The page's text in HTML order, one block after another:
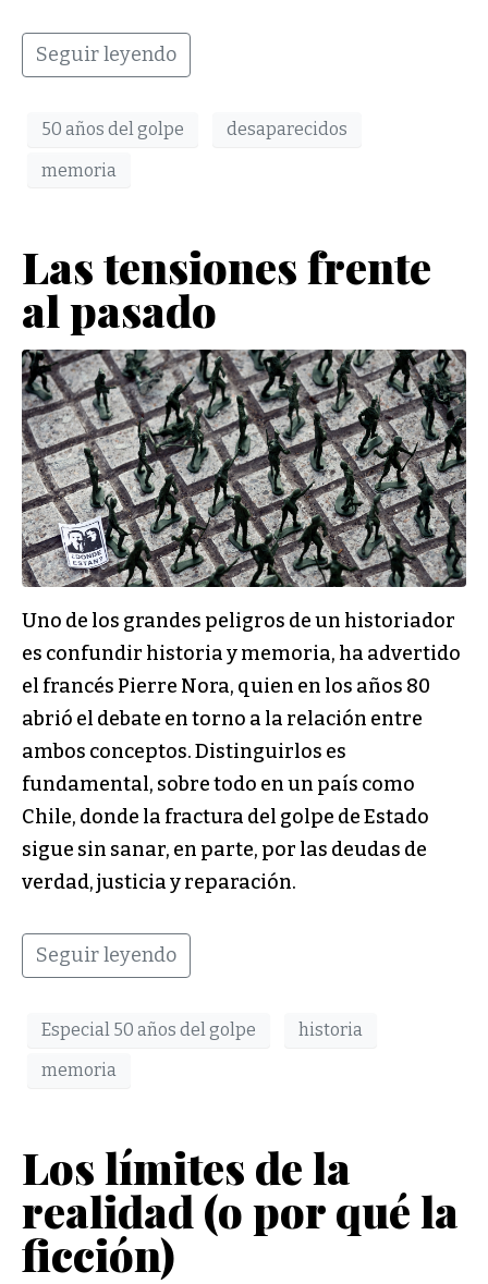
Seguir leyendo
50 años del golpe
desaparecidos
memoria
Las tensiones frente
al pasado
Uno de los grandes peligros de un historiador
es confundir historia y memoria, ha advertido
el francés Pierre Nora, quien en los años 80
abrió el debate en torno a la relación entre
ambos conceptos. Distinguirlos es
fundamental, sobre todo en un país como
Chile, donde la fractura del golpe de Estado
sigue sin sanar, en parte, por las deudas de
verdad, justicia y reparación.
Seguir leyendo
Especial 50 años del golpe
historia
memoria
Los límites de la
realidad (o por qué la
ficción)